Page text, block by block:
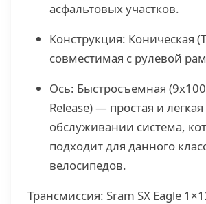
асфальтовых участков.
Конструкция: Коническая
совместимая с рулевой
Ось: Быстросъемная
Release) — простая и легкая
обслуживании система,
подходит для данного
велосипедов.
Трансмиссия: Sram SX Eagle